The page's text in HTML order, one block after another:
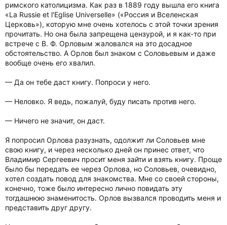
римского католицизма. Как раз в 1889 году вышла его книга
«La Russie et l'Eglise Universelle» («Россия и Вселенская
Церковь»), которую мне очень хотелось с этой точки зрения
прочитать. Но она была запрещена цензурой, и я как-то при
встрече с В. Ф. Орловым жаловался на это досадное
обстоятельство. А Орлов был знаком с Соловьевым и даже
вообще очень его хвалил.
— Да он тебе даст книгу. Попроси у него.
— Неловко. Я ведь, пожалуй, буду писать против него.
— Ничего не значит, он даст.
Я попросил Орлова разузнать, одолжит ли Соловьев мне
свою книгу, и через несколько дней он принес ответ, что
Владимир Сергеевич просит меня зайти и взять книгу. Проще
было бы передать ее через Орлова, но Соловьев, очевидно,
хотел создать повод для знакомства. Мне со своей стороны,
конечно, тоже было интересно лично повидать эту
тогдашнюю знаменитость. Орлов вызвался проводить меня и
представить друг другу.